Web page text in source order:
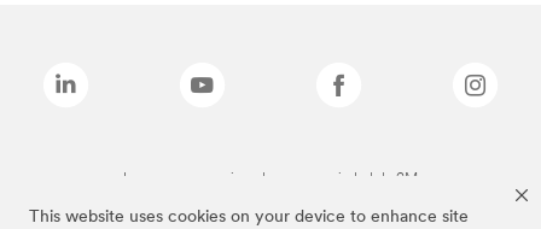
This website uses cookies on your device to enhance site
Las marcas mencionadas son propiedad de 3M